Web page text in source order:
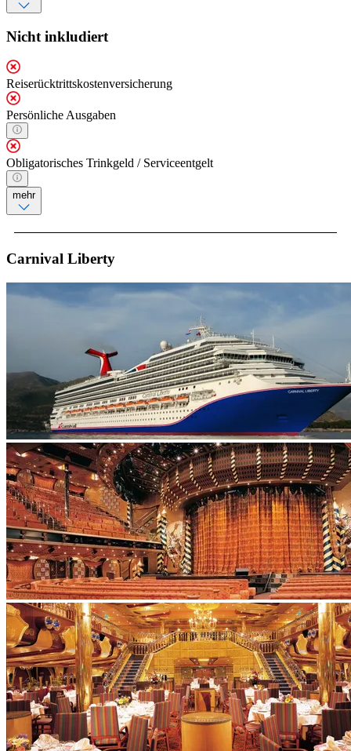
Nicht inkludiert
Reiserücktrittskostenversicherung
Persönliche Ausgaben
Obligatorisches Trinkgeld / Serviceentgelt
mehr
Carnival Liberty